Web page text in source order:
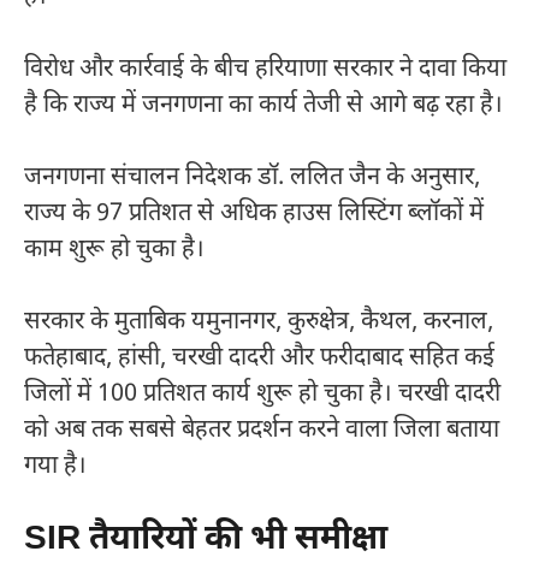
विरोध और कार्रवाई के बीच हरियाणा सरकार ने दावा किया
है कि राज्य में जनगणना का कार्य तेजी से आगे बढ़ रहा है।
जनगणना संचालन निदेशक डॉ. ललित जैन के अनुसार,
राज्य के 97 प्रतिशत से अधिक हाउस लिस्टिंग ब्लॉकों में
काम शुरू हो चुका है।
सरकार के मुताबिक यमुनानगर, कुरुक्षेत्र, कैथल, करनाल,
फतेहाबाद, हांसी, चरखी दादरी और फरीदाबाद सहित कई
जिलों में 100 प्रतिशत कार्य शुरू हो चुका है। चरखी दादरी
को अब तक सबसे बेहतर प्रदर्शन करने वाला जिला बताया
गया है।
SIR तैयारियों की भी समीक्षा